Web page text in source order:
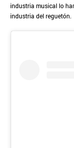
industria musical lo
industria del reguetón.